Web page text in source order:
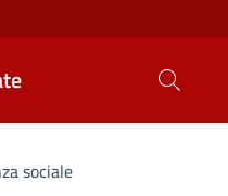
sociale